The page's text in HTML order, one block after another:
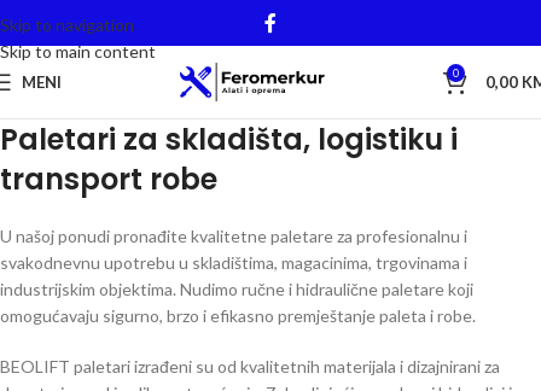
Skip to navigation
Skip to main content
MENI 0 0,00
Paletari za skladišta, logistiku i
transport robe
U našoj ponudi pronađite kvalitetne paletare za profesionalnu i
svakodnevnu upotrebu u skladištima, magacinima, trgovinama i
industrijskim objektima. Nudimo ručne i hidraulične paletare koji
omogućavaju sigurno, brzo i efikasno premještanje paleta i robe.
BEOLIFT paletari izrađeni su od kvalitetnih materijala i dizajnirani za